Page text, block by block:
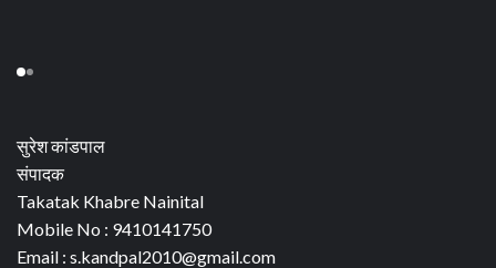
सुरेश कांडपाल
संपादक
Takatak Khabre Nainital
Mobile No : 9410141750
Email : s.kandpal2010@gmail.com